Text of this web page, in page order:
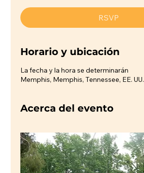
RSVP
Horario y ubicación
La fecha y la hora se determinarán
Memphis, Memphis, Tennessee, EE. UU.
Acerca del evento